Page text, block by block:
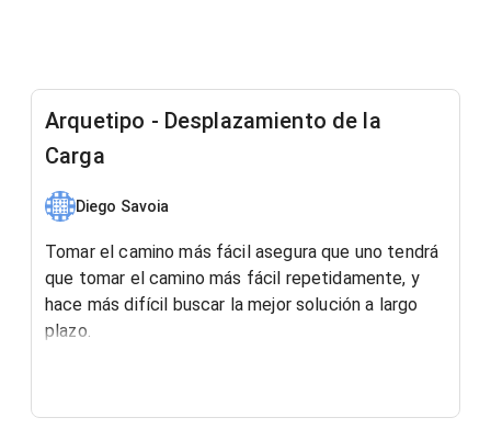
Arquetipo - Desplazamiento de la
Carga
Diego Savoia
Tomar el camino más fácil asegura que uno tendrá
que tomar el camino más fácil repetidamente, y
hace más difícil buscar la mejor solución a largo
plazo.